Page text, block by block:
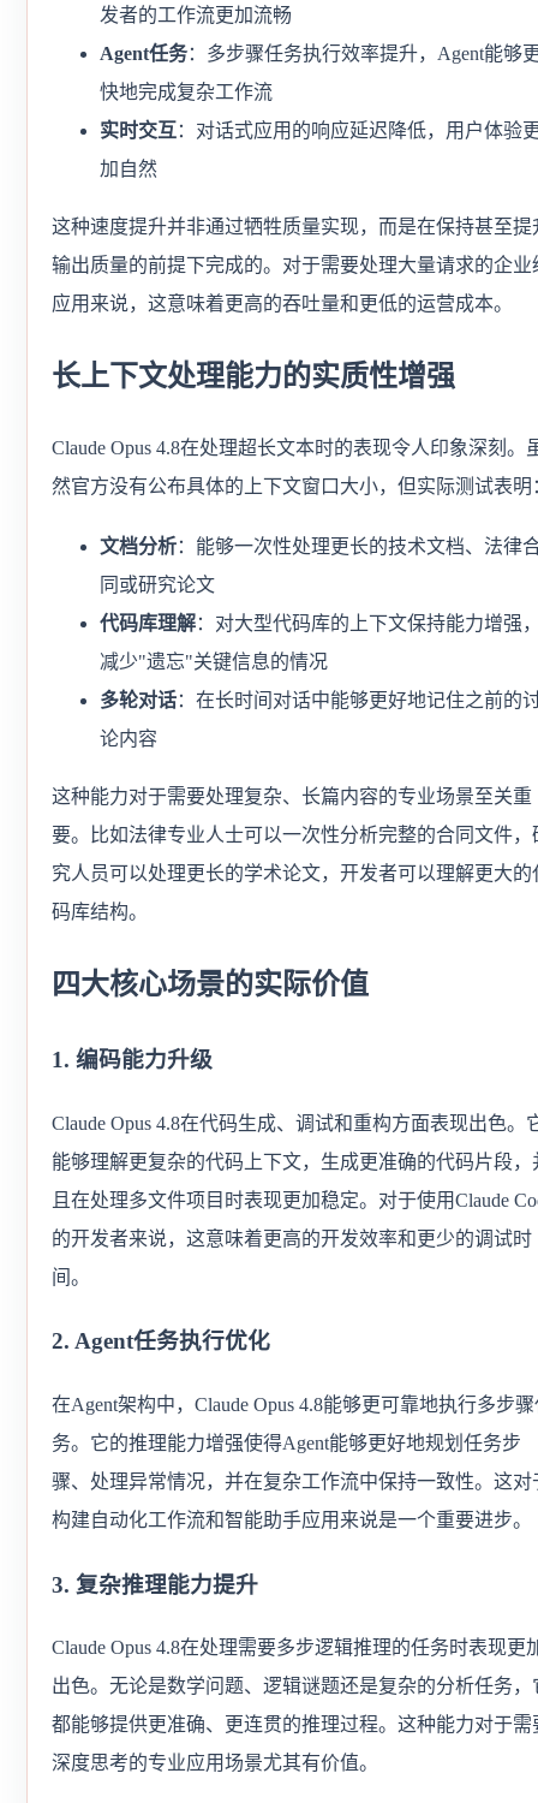
发者的工作流更加流畅
Agent任务：多步骤任务执行效率提升，Agent能够
快地完成复杂工作流
实时交互 ：对话式应用的响应延迟降低，用户体验
加自然
这种速度提升并非通过牺牲质量实现，而是在保持甚至提
输出质量的前提下完成的。对于需要处理大量请求的企业
应用来说，这意味着更高的吞吐量和更低的运营成本。
长上下文处理能力的实质性增强
Claude Opus 4.8在处理超长文本时的表现令人印象深刻。
然官方没有公布具体的上下文窗口大小，但实际测试表明
文档分析：能够一次性处理更长的技术文档、法律
同或研究论文
代码库理解：对大型代码库的上下文保持能力增强
减少"遗忘"关键信息的情况
多轮对话：在长时间对话中能够更好地记住之前的
论内容
这种能力对于需要处理复杂、长篇内容的专业场景至关重
要。比如法律专业人士可以一次性分析完整的合同文件，
究人员可以处理更长的学术论文，开发者可以理解更大的
码库结构。
四大核心场景的实际价值
1. 编码能力升级
Claude Opus 4.8在代码生成、调试和重构方面表现出色。
能够理解更复杂的代码上下文，生成更准确的代码片段，
且在处理多文件项目时表现更加稳定。对于使用Claude
的开发者来说，这意味着更高的开发效率和更少的调试时
间。
2. Agent任务执行优化
在Agent架构中，Claude Opus 4.8能够更可靠地执行多步
务。它的推理能力增强使得Agent能够更好地规划任务步
骤、处理异常情况，并在复杂工作流中保持一致性。这对
构建自动化工作流和智能助手应用来说是一个重要进步。
3. 复杂推理能力提升
Claude Opus 4.8在处理需要多步逻辑推理的任务时表现更
出色。无论是数学问题、逻辑谜题还是复杂的分析任务，
都能够提供更准确、更连贯的推理过程。这种能力对于需
深度思考的专业应用场景尤其有价值。